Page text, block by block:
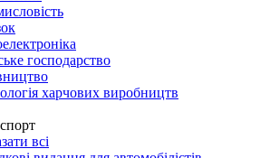
господарство
харчових виробництв
всі